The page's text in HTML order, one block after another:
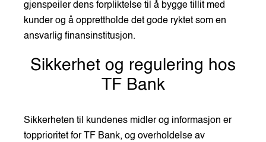
gjenspeiler dens forpliktelse til å bygge tillit med
kunder og å opprettholde det gode ryktet som en
ansvarlig finansinstitusjon.
Sikkerhet og regulering hos
TF Bank
Sikkerheten til kundenes midler og informasjon er
topprioritet for TF Bank, og overholdelse av